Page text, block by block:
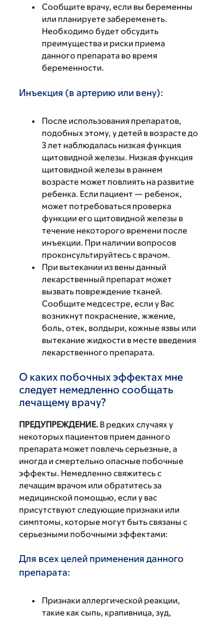
Сообщите врачу, если вы беременны
или планируете забеременеть.
Необходимо будет обсудить
преимущества и риски приема
данного препарата во время
беременности.
Инъекция (в артерию или вену):
После использования препаратов,
подобных этому, у детей в возрасте до
3 лет наблюдалась низкая функция
щитовидной железы. Низкая функция
щитовидной железы в раннем
возрасте может повлиять на развитие
ребенка. Если пациент — ребенок,
может потребоваться проверка
функции его щитовидной железы в
течение некоторого времени после
инъекции. При наличии вопросов
проконсультируйтесь с врачом.
При вытекании из вены данный
лекарственный препарат может
вызвать повреждение тканей.
Сообщите медсестре, если у Вас
возникнут покраснение, жжение,
боль, отек, волдыри, кожные язвы или
вытекание жидкости в месте введения
лекарственного препарата.
О каких побочных эффектах мне
следует немедленно сообщать
лечащему врачу?
ПРЕДУПРЕЖДЕНИЕ. В редких случаях у
некоторых пациентов прием данного
препарата может повлечь серьезные, а
иногда и смертельно опасные побочные
эффекты. Немедленно свяжитесь с
лечащим врачом или обратитесь за
медицинской помощью, если у вас
присутствуют следующие признаки или
симптомы, которые могут быть связаны с
серьезными побочными эффектами:
Для всех целей применения данного
препарата:
Признаки аллергической реакции,
такие как сыпь, крапивница, зуд,